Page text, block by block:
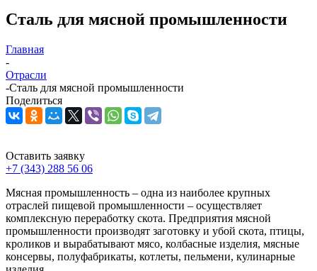
Сталь для мясной промышленности
Главная
-
Отрасли
-Сталь для мясной промышленности
Поделиться
Оставить заявку
+7 (343) 288 56 06
Мясная промышленность – одна из наиболее крупных
отраслей пищевой промышленности – осуществляет
комплексную переработку скота. Предприятия мясной
промышленности производят заготовку и убой скота, птицы,
кроликов и вырабатывают мясо, колбасные изделия, мясные
консервы, полуфабрикаты, котлеты, пельмени, кулинарные